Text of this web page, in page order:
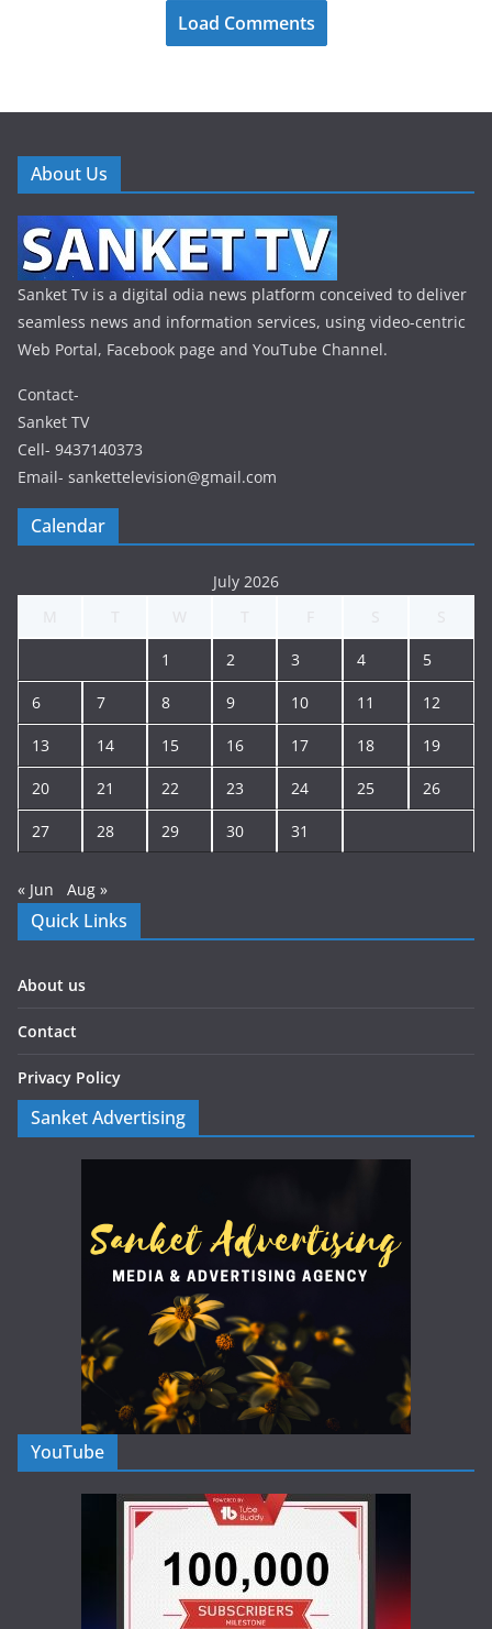
Load Comments
About Us
Sanket Tv is a digital odia news platform conceived to deliver
seamless news and information services, using video-centric
Web Portal, Facebook page and YouTube Channel.
Contact-
Sanket TV
Cell- 9437140373
Email- sankettelevision@gmail.com
Calendar
July 2026
1 2 3 4 5
6 7 8 9 10 11 12
13 14 15 16 17 18 19
20 21 22 23 24 25 26
27 28 29 30 31
« Jun Aug »
Quick Links
About us
Contact
Privacy Policy
Sanket Advertising
YouTube